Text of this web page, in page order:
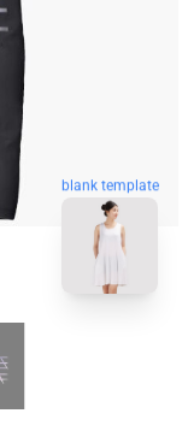
blank template